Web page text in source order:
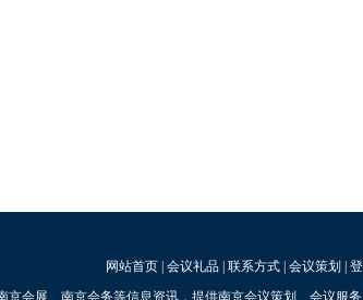
网站首页| 会议礼品| 联系方式| 会议策划
京会展、南京会务等信息资讯，提供南京会议策划、会议服